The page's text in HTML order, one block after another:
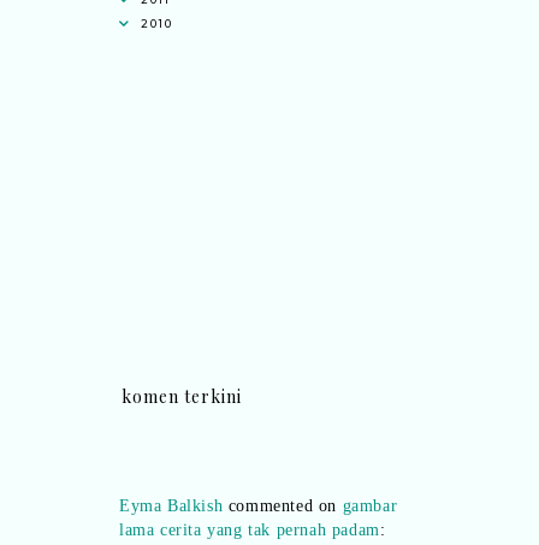
2010
komen terkini
lama cerita yang tak pernah padam:
“Menariknya.. kenangan masa kecil